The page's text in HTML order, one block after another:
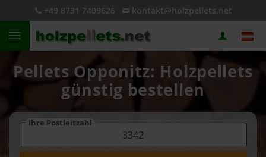
+49 8731 7409626 kontakt@holzpellets.net
Pellets Opponitz: Holzpellets
günstig bestellen
Ihre Postleitzahl